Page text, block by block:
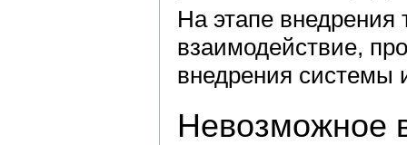
На этапе
взаимодействие,
внедрения системы
Невозможное